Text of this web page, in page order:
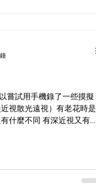
嘗試用手機錄了一些摸擬
視散光遠視）有老花時是
什麼不同 有深近視又有老